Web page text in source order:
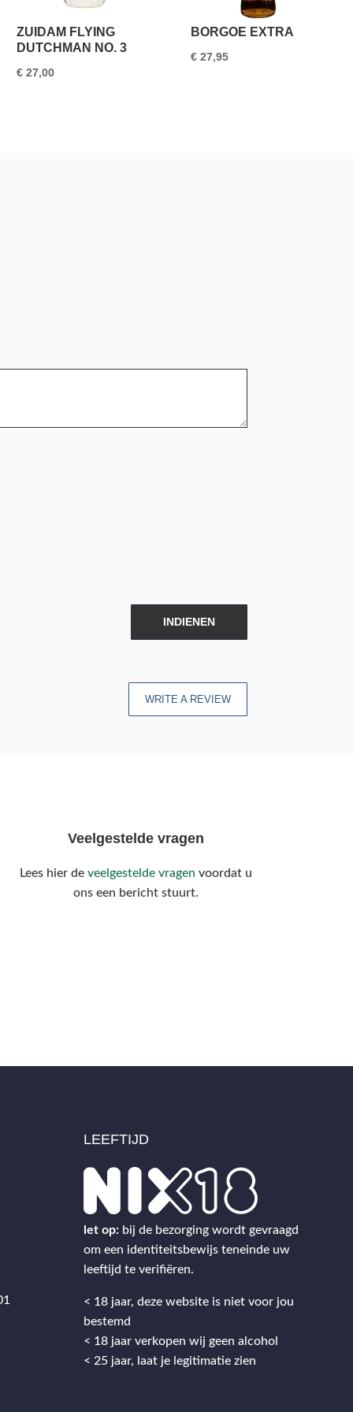
ZUIDAM FLYING
DUTCHMAN NO. 3
€ 27,00
BORGOE EXTRA
€27,95
INDIENEN
WRITE A REVIEW
Veelgestelde vragen
Lees hier de veelgestelde vragen voordat u
ons een bericht stuurt.
LEEFTIJD
let op: bij de bezorging wordt gevraagd
om een identiteitsbewijs teneinde uw
leeftijd te verifiëren.
< 18 jaar, deze website is niet voor jou
bestemd
< 18 jaar verkopen wij geen alcohol
< 25 jaar, laat je legitimatie zien